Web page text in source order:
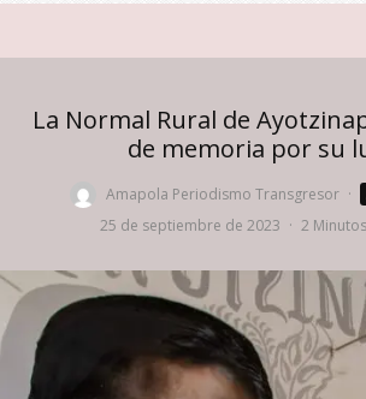
La Normal Rural de
de memoria por su
Amapola Periodismo Transgresor ·
25 de septiembre de 2023 · 2